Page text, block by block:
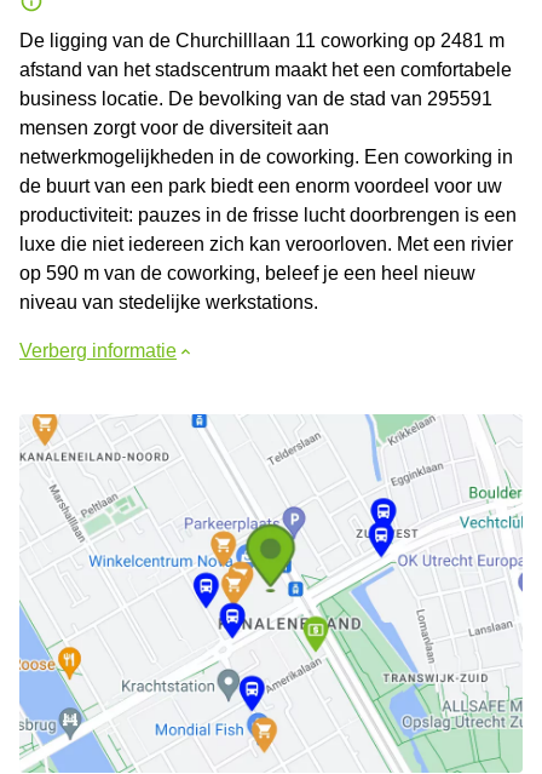
De ligging van de Churchilllaan 11 coworking op 2481 m
afstand van het stadscentrum maakt het een comfortabele
business locatie. De bevolking van de stad van 295591
mensen zorgt voor de diversiteit aan
netwerkmogelijkheden in de coworking. Een coworking in
de buurt van een park biedt een enorm voordeel voor uw
productiviteit: pauzes in de frisse lucht doorbrengen is een
luxe die niet iedereen zich kan veroorloven. Met een rivier
op 590 m van de coworking, beleef je een heel nieuw
niveau van stedelijke werkstations.
Verberg informatie